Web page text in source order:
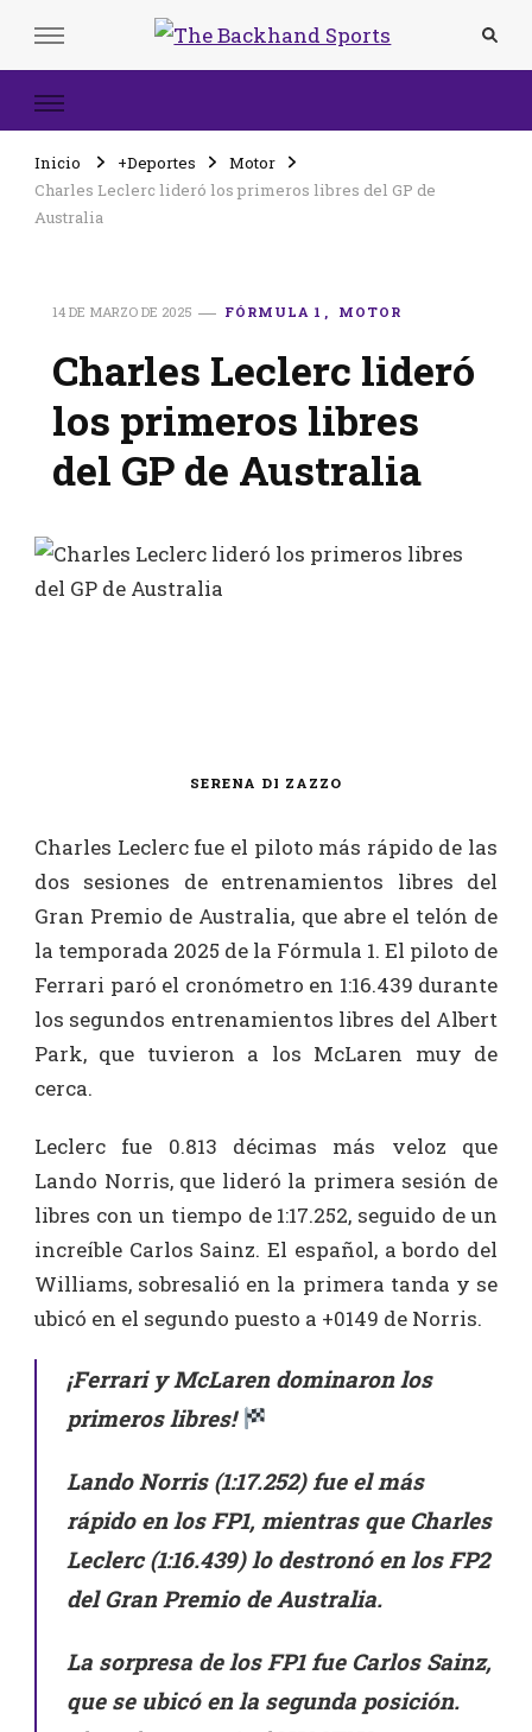
The Backhand Sports
Inicio
Inicio +Deportes
Motor
Charles Leclerc lideró los primeros libres del GP de
Australia
14 DE MARZO DE 2025 FÓRMULA 1 MOTOR
Charles Leclerc lideró
los primeros libres
del GP de Australia
SERENA DI ZAZZO
Charles Leclerc fue el piloto más rápido de las
dos sesiones de entrenamientos libres del
Gran Premio de Australia, que abre el telón de
la temporada 2025 de la Fórmula 1. El piloto de
Ferrari paró el cronómetro en 1:16.439 durante
los segundos entrenamientos libres del Albert
Park, que tuvieron a los McLaren muy de
cerca.
Leclerc fue 0.813 décimas más veloz que
Lando Norris, que lideró la primera sesión de
libres con un tiempo de 1:17.252, seguido de un
increíble Carlos Sainz. El español, a bordo del
Williams, sobresalió en la primera tanda y se
ubicó en el segundo puesto a +0149 de Norris.
¡Ferrari y McLaren dominaron los
primeros libres!
Lando Norris (1:17.252) fue el más
rápido en los FP1, mientras que Charles
Leclerc (1:16.439) lo destronó en los FP2
del Gran Premio de Australia.
La sorpresa de los FP1 fue Carlos Sainz,
que se ubicó en la segunda posición.